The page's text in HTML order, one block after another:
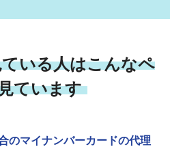
いる人はこんなペ
ています
のマイナンバーカードの代理